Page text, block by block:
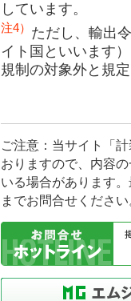
しています。
注4） ただし、輸出
イト国といいます
規制の対象外と規
ご注意：当サイト「
おりますので、内容
いる場合があります
までお問合せくださ